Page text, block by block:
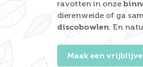
ravotten in onze
dierenweide of ga
discobowlen. En
Maak een